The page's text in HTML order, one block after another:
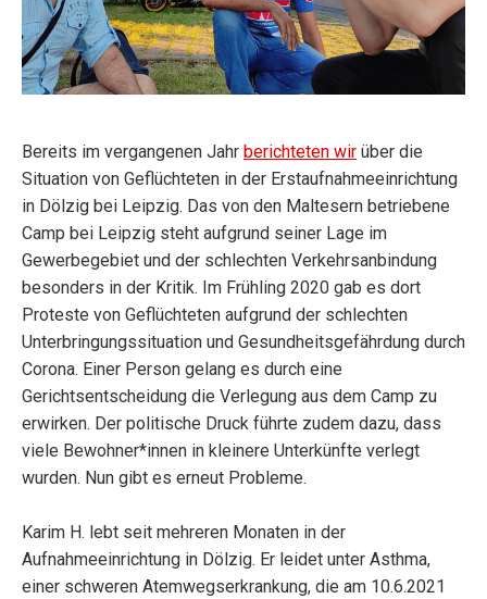
Bereits im vergangenen Jahr berichteten wir über die
Situation von Geflüchteten in der Erstaufnahmeeinrichtung
in Dölzig bei Leipzig. Das von den Maltesern betriebene
Camp bei Leipzig steht aufgrund seiner Lage im
Gewerbegebiet und der schlechten Verkehrsanbindung
besonders in der Kritik. Im Frühling 2020 gab es dort
Proteste von Geflüchteten aufgrund der schlechten
Unterbringungssituation und Gesundheitsgefährdung durch
Corona. Einer Person gelang es durch eine
Gerichtsentscheidung die Verlegung aus dem Camp zu
erwirken. Der politische Druck führte zudem dazu, dass
viele Bewohner*innen in kleinere Unterkünfte verlegt
wurden. Nun gibt es erneut Probleme.
Karim H. lebt seit mehreren Monaten in der
Aufnahmeeinrichtung in Dölzig. Er leidet unter Asthma,
einer schweren Atemwegserkrankung, die am 10.6.2021